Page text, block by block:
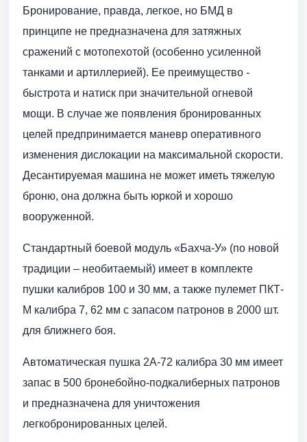
Бронирование, правда, легкое, но БМД в
принципе не предназначена для затяжных
сражений с мотопехотой (особенно усиленной
танками и артиллерией). Ее преимущество -
быстрота и натиск при значительной огневой
мощи. В случае же появления бронированных
целей предпринимается маневр оперативного
изменения дислокации на максимальной скорости.
Десантируемая машина не может иметь тяжелую
броню, она должна быть юркой и хорошо
вооруженной.
Стандартный боевой модуль «Бахча-У» (по новой
традиции – необитаемый) имеет в комплекте
пушки калибров 100 и 30 мм, а также пулемет ПКТ-
М калибра 7, 62 мм с запасом патронов в 2000 шт.
для ближнего боя.
Автоматическая пушка 2А-72 калибра 30 мм имеет
запас в 500 бронебойно-подкалиберных патронов
и предназначена для уничтожения
легкобронированных целей.